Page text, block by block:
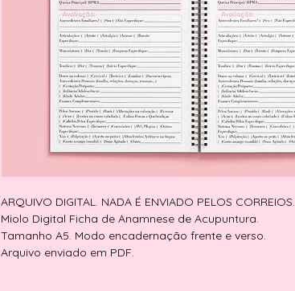
ARQUIVO DIGITAL. NADA É ENVIADO PELOS CORREIOS.
Miolo Digital Ficha de Anamnese de Acupuntura.
Tamanho A5. Modo encadernação frente e verso.
Arquivo enviado em PDF.